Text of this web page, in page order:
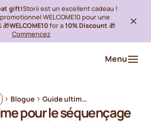
gift!Storii est un excellent cadeau !
WELCOME10 pour une
🎁WELCOME10for a10% Discount 🎁
Commencez
Menu
Blogue Guide ultime pour le séquençage des questions sur les histoires de vie
pour le séquençage